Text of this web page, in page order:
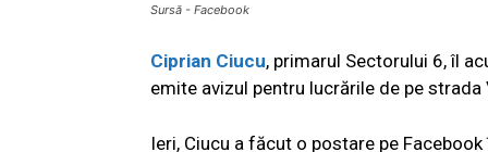
Sursă - Facebook
Ciprian Ciucu, primarul Sectorului 6, îl
emite avizul pentru lucrările de pe
Ieri, Ciucu a făcut o postare pe